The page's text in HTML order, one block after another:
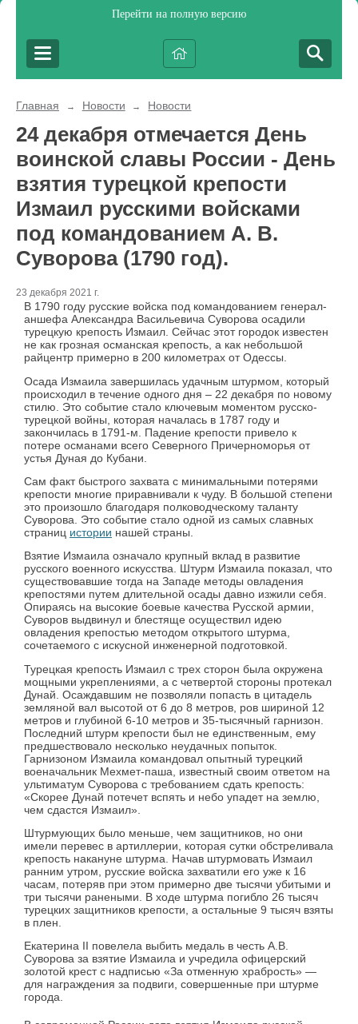
Перейти на полную версию
Главная → Новости → Новости
24 декабря отмечается День
воинской славы России - День
взятия турецкой крепости
Измаил русскими войсками
под командованием А. В.
Суворова (1790 год).
23 декабря 2021 г.
В 1790 году русские войска под командованием генерал-
аншефа Александра Васильевича Суворова осадили
турецкую крепость Измаил. Сейчас этот городок известен
не как грозная османская крепость, а как небольшой
райцентр примерно в 200 километрах от Одессы.
Осада Измаила завершилась удачным штурмом, который
происходил в течение одного дня – 22 декабря по новому
стилю. Это событие стало ключевым моментом русско-
турецкой войны, которая началась в 1787 году и
закончилась в 1791-м. Падение крепости привело к
потере османами всего Северного Причерноморья от
устья Дуная до Кубани.
Сам факт быстрого захвата с минимальными потерями
крепости многие приравнивали к чуду. В большой степени
это произошло благодаря полководческому таланту
Суворова. Это событие стало одной из самых славных
страниц истории нашей страны.
Взятие Измаила означало крупный вклад в развитие
русского военного искусства. Штурм Измаила показал, что
существовавшие тогда на Западе методы овладения
крепостями путем длительной осады давно изжили себя.
Опираясь на высокие боевые качества Русской армии,
Суворов выдвинул и блестяще осуществил идею
овладения крепостью методом открытого штурма,
сочетаемого с искусной инженерной подготовкой.
Турецкая крепость Измаил с трех сторон была окружена
мощными укреплениями, а с четвертой стороны протекал
Дунай. Осаждавшим не позволяли попасть в цитадель
земляной вал высотой от 6 до 8 метров, ров шириной 12
метров и глубиной 6-10 метров и 35-тысячный гарнизон.
Последний штурм крепости был не единственным, ему
предшествовало несколько неудачных попыток.
Гарнизоном Измаила командовал опытный турецкий
военачальник Мехмет-паша, известный своим ответом на
ультиматум Суворова с требованием сдать крепость:
«Скорее Дунай потечет вспять и небо упадет на землю,
чем сдастся Измаил».
Штурмующих было меньше, чем защитников, но они
имели перевес в артиллерии, которая сутки обстреливала
крепость накануне штурма. Начав штурмовать Измаил
ранним утром, русские войска захватили его уже к 16
часам, потеряв при этом примерно две тысячи убитыми и
три тысячи ранеными. В ходе штурма погибло 26 тысяч
турецких защитников крепости, а остальные 9 тысяч взяты
в плен.
Екатерина II повелела выбить медаль в честь А.В.
Суворова за взятие Измаила и учредила офицерский
золотой крест с надписью «За отменную храбрость» —
для награждения за подвиги, совершенные при штурме
города.